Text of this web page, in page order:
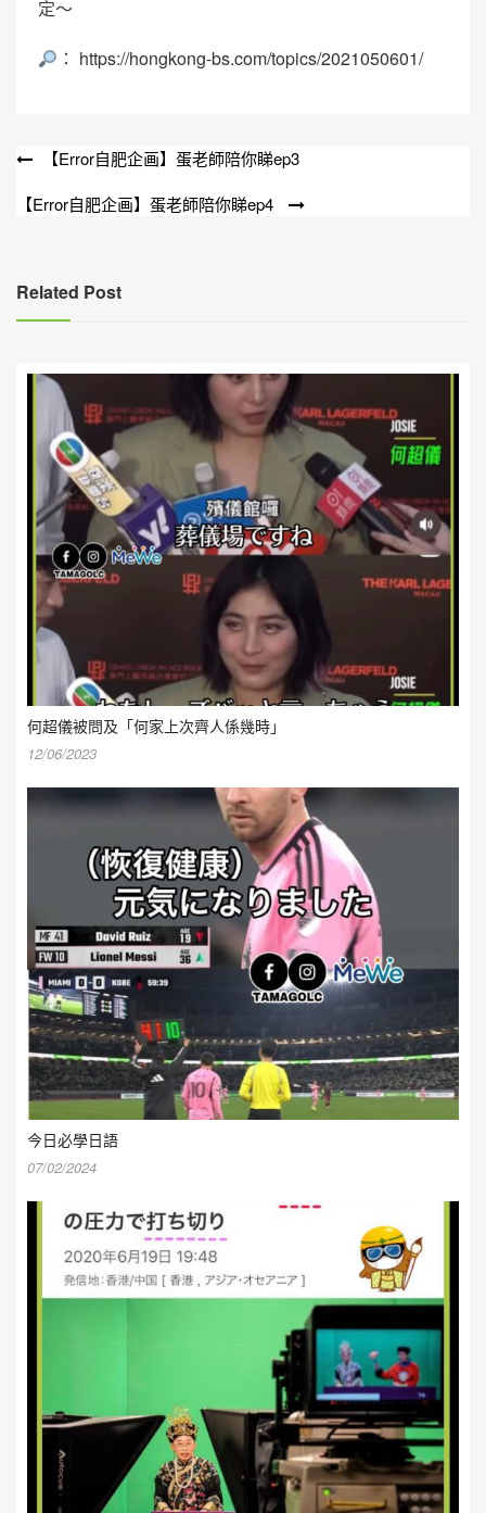
定～
： https://hongkong-bs.com/topics/2021050601/
文
章
【Error自肥企画】蛋老師陪你睇ep3
【Error自肥企画】蛋老師陪你睇ep4
Related Post
何超儀被問及「何家上次齊人係幾時」
12/06/2023
今日必學日語
07/02/2024